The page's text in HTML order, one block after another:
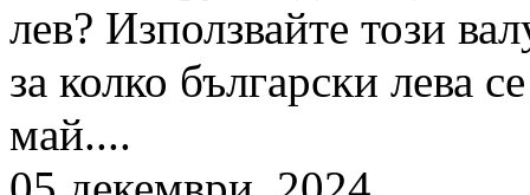
лев? Използвайте този
за колко български лева
май....